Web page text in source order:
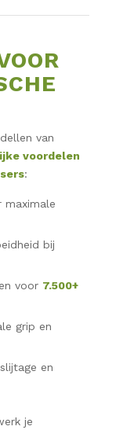
van
voordelen
:
maximale
bij
voor 7.500+
grip en
en
je